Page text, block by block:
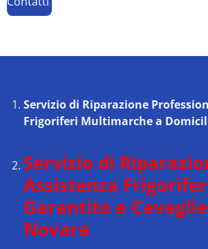
Servizio di Riparazione
Frigoriferi Multimarche a
Servizio di
Assistenza
Garantito a
Novara